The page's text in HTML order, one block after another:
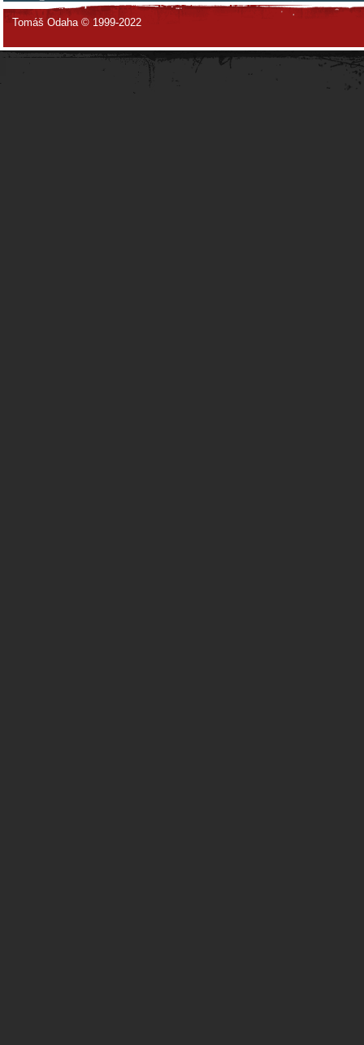
Tomáš Odaha © 1999-2022